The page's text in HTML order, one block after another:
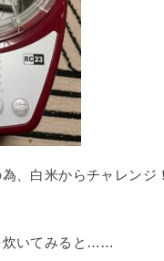
、白米からチャレンジ
炊いてみると……